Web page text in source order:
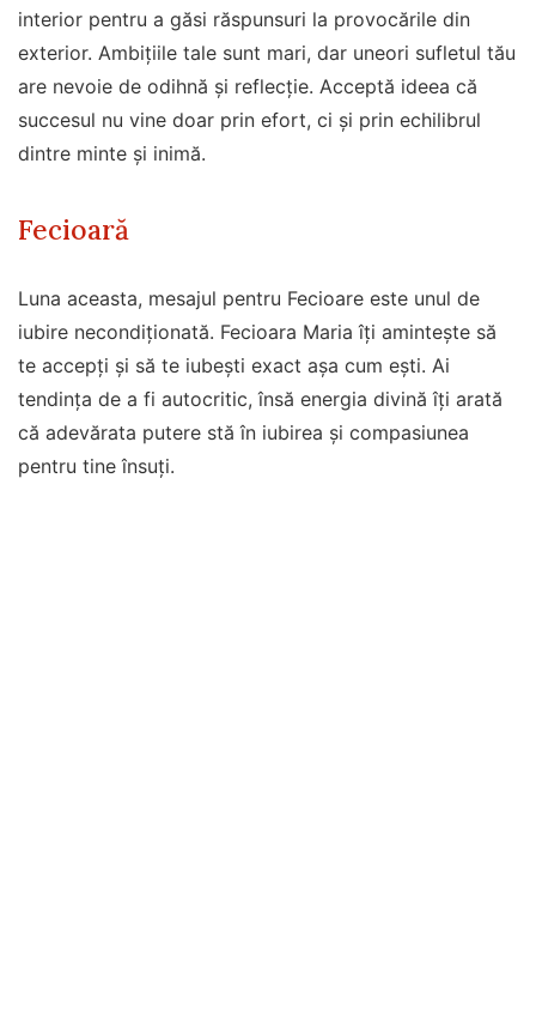
interior pentru a găsi răspunsuri la provocările din
exterior. Ambițiile tale sunt mari, dar uneori sufletul tău
are nevoie de odihnă și reflecție. Acceptă ideea că
succesul nu vine doar prin efort, ci și prin echilibrul
dintre minte și inimă.
Fecioară
Luna aceasta, mesajul pentru Fecioare este unul de
iubire necondiționată. Fecioara Maria îți amintește să
te accepți și să te iubești exact așa cum ești. Ai
tendința de a fi autocritic, însă energia divină îți arată
că adevărata putere stă în iubirea și compasiunea
pentru tine însuți.